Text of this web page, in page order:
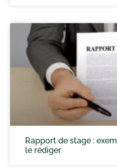
Rapport de stage :
le rédiger